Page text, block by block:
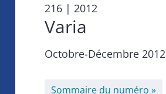
216 | 2012
Varia
Octobre-Décembre 2012
Sommaire du numéro